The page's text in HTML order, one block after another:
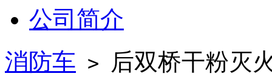
公司简介
消防车 >
后双桥干粉灭